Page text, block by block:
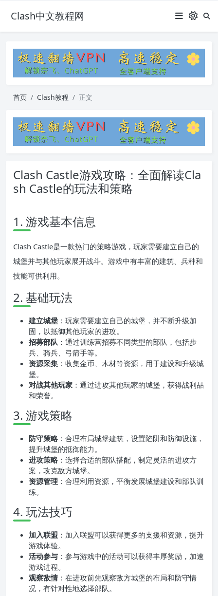
Clash中文教程网
首页 Clash教程 正文
Clash Castle游戏攻略：全面解读Cla
sh Castle的玩法和策略
1. 游戏基本信息
Clash Castle是一款热门的策略游戏，玩家需要建立自己的
城堡并与其他玩家展开战斗。游戏中有丰富的建筑、兵种和
技能可供利用。
2. 基础玩法
建立城堡 ：玩家需要建立自己的城堡，并不断升级加
固，以抵御其他玩家的进攻。
招募部队 ：通过训练营招募不同类型的部队，包括步
兵、骑兵、弓箭手等。
资源采集 ：收集金币、木材等资源，用于建设和升级城
堡。
对战其他玩家 ：通过进攻其他玩家的城堡，获得战利品
和荣誉。
3. 游戏策略
防守策略 ：合理布局城堡建筑，设置陷阱和防御设施，
提升城堡的抵御能力。
进攻策略 ：选择合适的部队搭配，制定灵活的进攻方
案，攻克敌方城堡。
资源管理 ：合理利用资源，平衡发展城堡建设和部队训
练。
4. 玩法技巧
加入联盟 ：加入联盟可以获得更多的支援和资源，提升
游戏体验。
活动参与 ：参与游戏中的活动可以获得丰厚奖励，加速
游戏进程。
观察敌情 ：在进攻前先观察敌方城堡的布局和防守情
况，有针对性地选择部队。